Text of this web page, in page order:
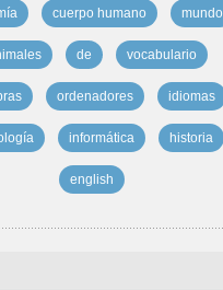
cuerpo humano mundo
de vocabulario
ordenadores idiomas
informática historia
english